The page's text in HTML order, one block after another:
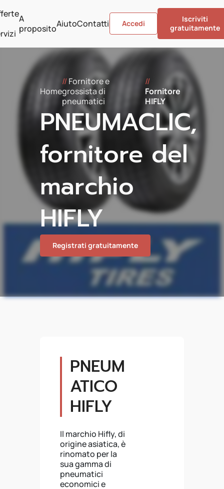
A
propositoAiutoContatti Accedi
Iscriviti
gratuitamente
Home
//Fornitore e
grossista di
pneumatici
//
Fornitore
HIFLY
PNEUMACLIC,
fornitore del
marchio
HIFLY
Registrati gratuitamente
PNEUM
ATICO
HIFLY
Il marchio Hifly, di
origine asiatica, è
rinomato per la
sua gamma di
pneumatici
economici e